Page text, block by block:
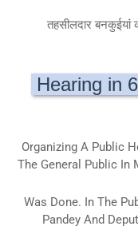
तहसीलदार बनकुईयां
Hearing in
Organizing A Public
The General Public In
Was Done. In The
Pandey And